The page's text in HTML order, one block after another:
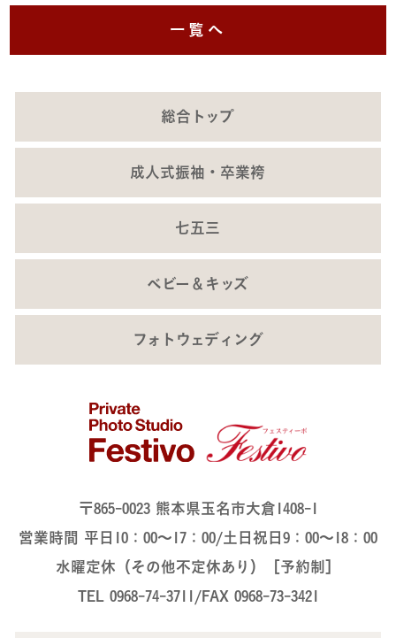
一覧へ
総合トップ
成人式振袖・卒業袴
七五三
ベビー＆キッズ
フォトウェディング
〒865-0023 熊本県玉名市大倉1408-1
営業時間 平日10：00～17：00/土日祝日9：00～18：00
水曜定休（その他不定休あり）［予約制］
TEL 0968-74-3711/FAX 0968-73-3421